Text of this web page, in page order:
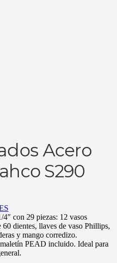
Acero
S290
4″ con 29 piezas: 12 vasos
60 dientes, llaves de vaso Phillips,
y mango corredizo.
PEAD incluido. Ideal para